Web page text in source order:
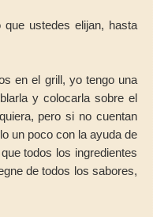
que ustedes elijan, hasta
en el grill, yo tengo una
y colocarla sobre el
pero si no cuentan
un poco con la ayuda de
todos los ingredientes
de todos los sabores,